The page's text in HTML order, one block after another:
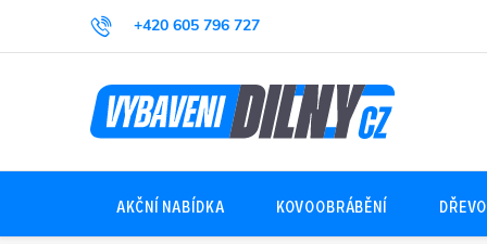
+420 605 796 727
AKČNÍ NABÍDKA KOVOOBRÁBĚNÍ